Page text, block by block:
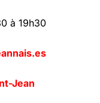
à 19h30
Jean